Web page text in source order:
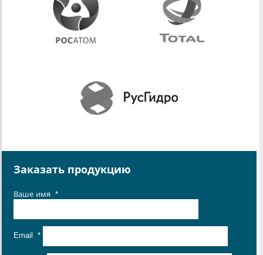
Заказать продукцию
Ваше имя *
Email *